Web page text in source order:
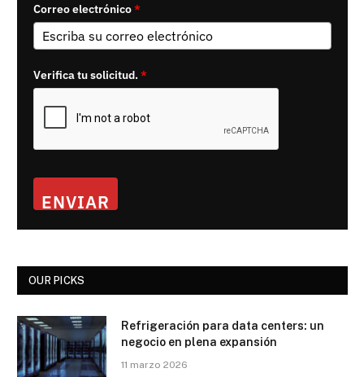
Correo electrónico*
Verifica tu solicitud.*
ENVIAR
OUR PICKS
Refrigeración para data centers: un
negocio en plena expansión
11 marzo 2026